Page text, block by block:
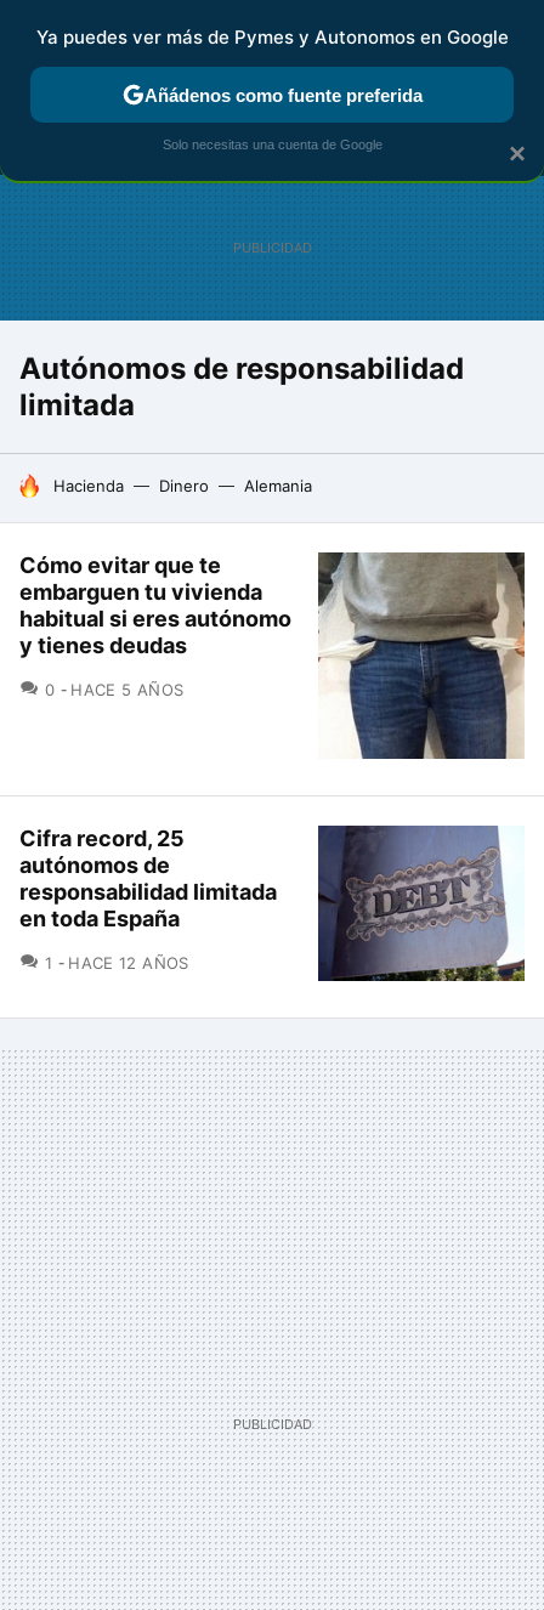
MENÚ NUEVO
FISCALIDAD Y CONTABILIDAD KIT DIGITAL
Autónomos de responsabilidad
limitada
HOY SE HABLA DE
Hacienda Dinero Alemania
Cómo evitar que te
embarguen tu vivienda
habitual si eres autónomo
y tienes deudas
0 COMENTARIOS
HACE 5 AÑOS
Cifra record, 25
autónomos de
responsabilidad limitada
en toda España
1 COMENTARIOS
HACE 12 AÑOS
×
Ya puedes ver más de Pymes y Autonomos en Google
Añádenos como fuente preferida
Solo necesitas una cuenta de Google